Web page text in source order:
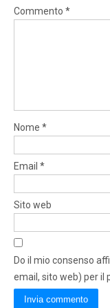
Commento *
Nome *
Email *
Sito web
Do il mio consenso
email, sito web) per il